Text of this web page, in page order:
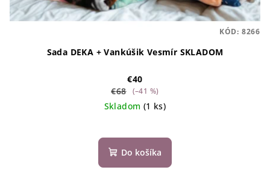
Sada DEKA + Vankúšik Vesmír SKLADOM
€40
€68
(–41 %)
Skladom (1 ks)
Do košíka
KÓD: 8266